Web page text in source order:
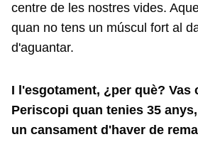
centre de les nostres vides.
quan no tens un múscul fort al
d'aguantar.
I l'esgotament, ¿per què? Vas
Periscopi quan tenies 35
un cansament d'haver de